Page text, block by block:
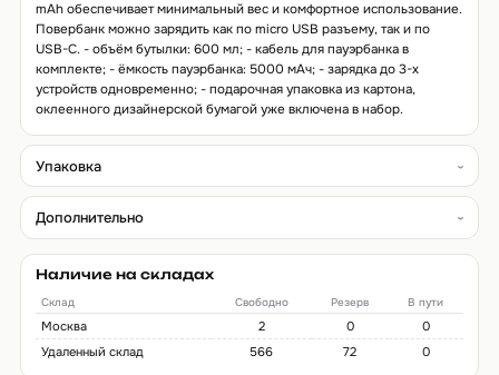
mAh обеспечивает минимальный вес и комфортное использование.
Повербанк можно зарядить как по micro USB разъему, так и по
USB-C. - объём бутылки: 600 мл; - кабель для пауэрбанка в
комплекте; - ёмкость пауэрбанка: 5000 мАч; - зарядка до 3-х
устройств одновременно; - подарочная упаковка из картона,
оклеенного дизайнерской бумагой уже включена в набор.
Упаковка
Дополнительно
Наличие на складах
Склад Свободно Резерв В пути
Москва 2 0
0
Удаленный склад
566 72 0